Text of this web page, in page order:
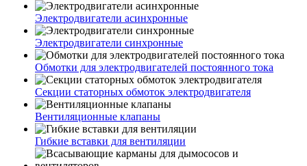
Электродвигатели асинхронные
Электродвигатели синхронные
Обмотки для электродвигателей постоянного тока
Секции статорных обмоток электродвигателя
Вентиляционные клапаны
Гибкие вставки для вентиляции